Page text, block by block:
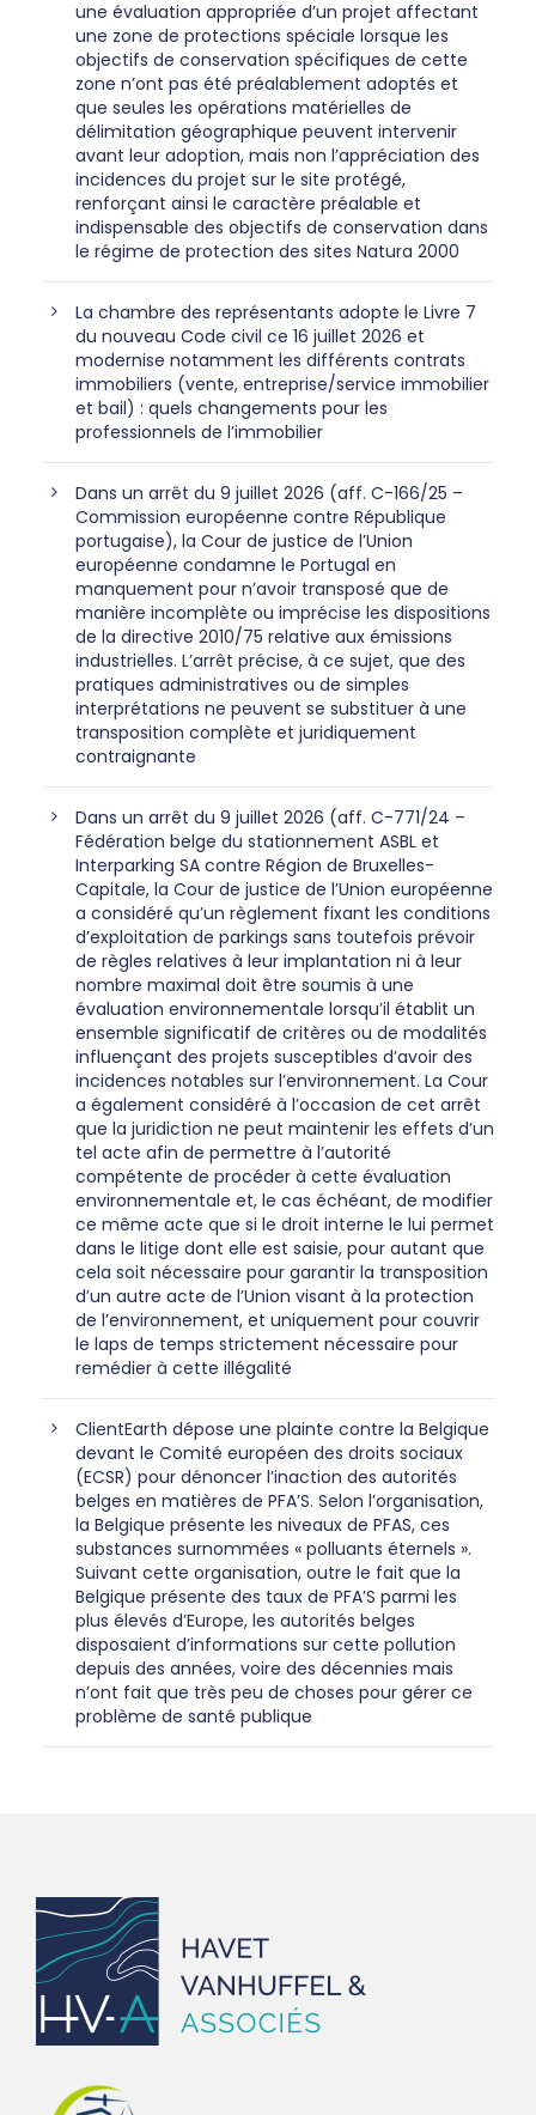
une évaluation appropriée d’un projet affectant
une zone de protections spéciale lorsque les
objectifs de conservation spécifiques de cette
zone n’ont pas été préalablement adoptés et
que seules les opérations matérielles de
délimitation géographique peuvent intervenir
avant leur adoption, mais non l’appréciation des
incidences du projet sur le site protégé,
renforçant ainsi le caractère préalable et
indispensable des objectifs de conservation dans
le régime de protection des sites Natura 2000
La chambre des représentants adopte le Livre 7
du nouveau Code civil ce 16 juillet 2026 et
modernise notamment les différents contrats
immobiliers (vente, entreprise/service immobilier
et bail) : quels changements pour les
professionnels de l’immobilier
Dans un arrêt du 9 juillet 2026 (aff. C-166/25 –
Commission européenne contre République
portugaise), la Cour de justice de l’Union
européenne condamne le Portugal en
manquement pour n’avoir transposé que de
manière incomplète ou imprécise les dispositions
de la directive 2010/75 relative aux émissions
industrielles. L’arrêt précise, à ce sujet, que des
pratiques administratives ou de simples
interprétations ne peuvent se substituer à une
transposition complète et juridiquement
contraignante
Dans un arrêt du 9 juillet 2026 (aff. C-771/24 –
Fédération belge du stationnement ASBL et
Interparking SA contre Région de Bruxelles-
Capitale, la Cour de justice de l’Union européenne
a considéré qu’un règlement fixant les conditions
d’exploitation de parkings sans toutefois prévoir
de règles relatives à leur implantation ni à leur
nombre maximal doit être soumis à une
évaluation environnementale lorsqu’il établit un
ensemble significatif de critères ou de modalités
influençant des projets susceptibles d’avoir des
incidences notables sur l’environnement. La Cour
a également considéré à l’occasion de cet arrêt
que la juridiction ne peut maintenir les effets d’un
tel acte afin de permettre à l’autorité
compétente de procéder à cette évaluation
environnementale et, le cas échéant, de modifier
ce même acte que si le droit interne le lui permet
dans le litige dont elle est saisie, pour autant que
cela soit nécessaire pour garantir la transposition
d’un autre acte de l’Union visant à la protection
de l’environnement, et uniquement pour couvrir
le laps de temps strictement nécessaire pour
remédier à cette illégalité
ClientEarth dépose une plainte contre la Belgique
devant le Comité européen des droits sociaux
(ECSR) pour dénoncer l’inaction des autorités
belges en matières de PFA’S. Selon l’organisation,
la Belgique présente les niveaux de PFAS, ces
substances surnommées « polluants éternels ».
Suivant cette organisation, outre le fait que la
Belgique présente des taux de PFA’S parmi les
plus élevés d’Europe, les autorités belges
disposaient d’informations sur cette pollution
depuis des années, voire des décennies mais
n’ont fait que très peu de choses pour gérer ce
problème de santé publique